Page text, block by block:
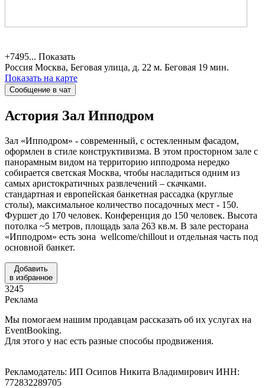
+7495... Показать
Россия Москва, Беговая улица, д. 22 м. Беговая 19 мин.
Показать на карте
Сообщение в чат
Астория Зал Ипподром
Зал «Ипподром» - современный, с остекленным фасадом,
оформлен в стиле конструктивизма. В этом просторном зале с
панорамным видом на территорию ипподрома нередко
собирается светская Москва, чтобы насладиться одним из
самых аристократичных развлечений – скачками.
стандартная и европейская банкетная рассадка (круглые
столы), максимальное количество посадочных мест - 150.
Фуршет до 170 человек. Конференция до 150 человек. Высота
потолка ~5 метров, площадь зала 263 кв.м. ​В зале ресторана
«Ипподром» ​есть зона ​ wellcom​е/сhillout​ и отдельная часть под
основной банкет.​
Добавить
в избранное
3245
Реклама
Мы помогаем нашим продавцам рассказать об их услугах на
EventBooking.
Для этого у нас есть разные способы продвижения.
Рекламодатель: ИП Осипов Никита Владимирович ИНН:
772832289705